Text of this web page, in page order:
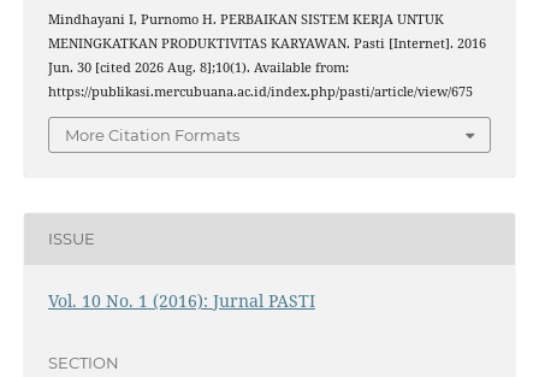
Mindhayani I, Purnomo H. PERBAIKAN SISTEM KERJA UNTUK
MENINGKATKAN PRODUKTIVITAS KARYAWAN. Pasti [Internet]. 2016
Jun. 30 [cited 2026 Aug. 8];10(1). Available from:
https://publikasi.mercubuana.ac.id/index.php/pasti/article/view/675
More Citation Formats
ISSUE
Vol. 10 No. 1 (2016): Jurnal PASTI
SECTION